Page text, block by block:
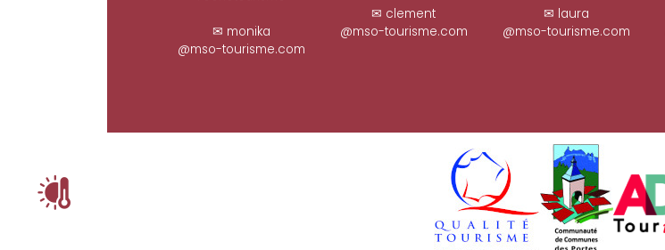
ê
✉ monika
@mso-tourisme.com
✉ clement
@mso-tourisme.com
✉ laura
@mso-tourisme.com